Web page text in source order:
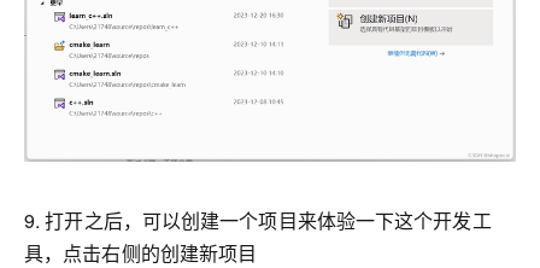
9. 打开之后，可以创建一个项目来体验一下这个开发工
具，点击右侧的创建新项目